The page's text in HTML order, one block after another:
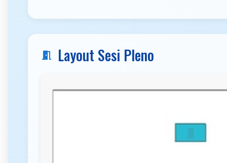
meeting_room Layout Sesi Pleno